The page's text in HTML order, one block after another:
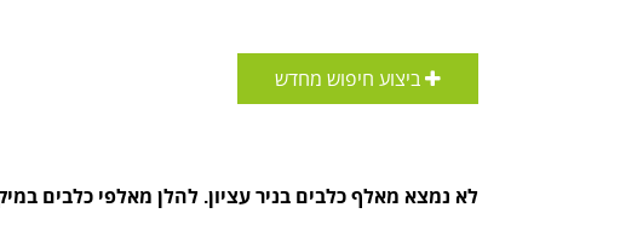
ביצוע חיפוש מחדש
לא נמצא מאלף כלבים בניר עציון. להלן מאלפי כלבים